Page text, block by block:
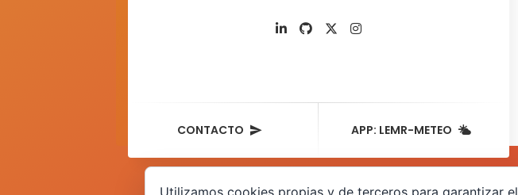
CONTACTO APP: LEMR-METEO
Utilizamos cookies propias y de terceros para garantizar el